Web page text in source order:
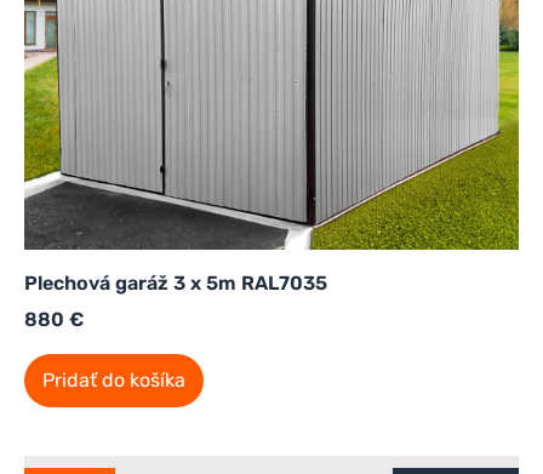
Plechová garáž 3 x 5m RAL7035
880 €
Pridať do košíka